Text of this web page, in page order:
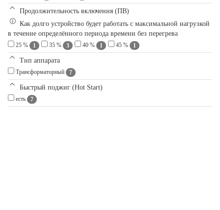
Продолжительность включения (ПВ)
Как долго устройство будет работать с максимальной нагрузкой
в течение определённого периода времени без перегрева
25 % 1 35 % 3 40 % 1 45 % 1
Тип аппарата
Трансформаторный 7
Быстрый поджиг (Hot Start)
есть 7